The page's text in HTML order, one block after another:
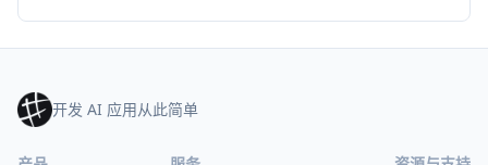
开发 AI 应用从此简单